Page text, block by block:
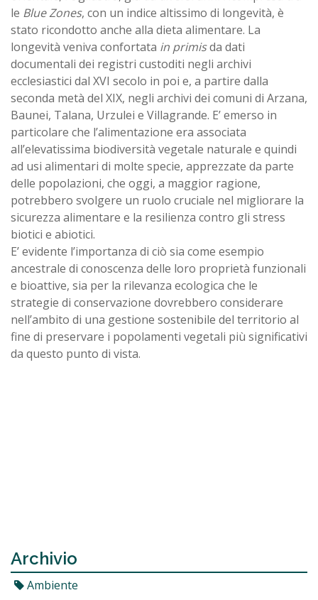
le Blue Zones, con un indice altissimo di longevità, è
stato ricondotto anche alla dieta alimentare. La
longevità veniva confortata in primisda dati
documentali dei registri custoditi negli archivi
ecclesiastici dal XVI secolo in poi e, a partire dalla
seconda metà del XIX, negli archivi dei comuni di Arzana,
Baunei, Talana, Urzulei e Villagrande. E’ emerso in
particolare che l’alimentazione era associata
all’elevatissima biodiversità vegetale naturale e quindi
ad usi alimentari di molte specie, apprezzate da parte
delle popolazioni, che oggi, a maggior ragione,
potrebbero svolgere un ruolo cruciale nel migliorare la
sicurezza alimentare e la resilienza contro gli stress
biotici e abiotici.
E’ evidente l’importanza di ciò sia come esempio
ancestrale di conoscenza delle loro proprietà funzionali
e bioattive, sia per la rilevanza ecologica che le
strategie di conservazione dovrebbero considerare
nell’ambito di una gestione sostenibile del territorio al
fine di preservare i popolamenti vegetali più significativi
da questo punto di vista.
Archivio
Ambiente